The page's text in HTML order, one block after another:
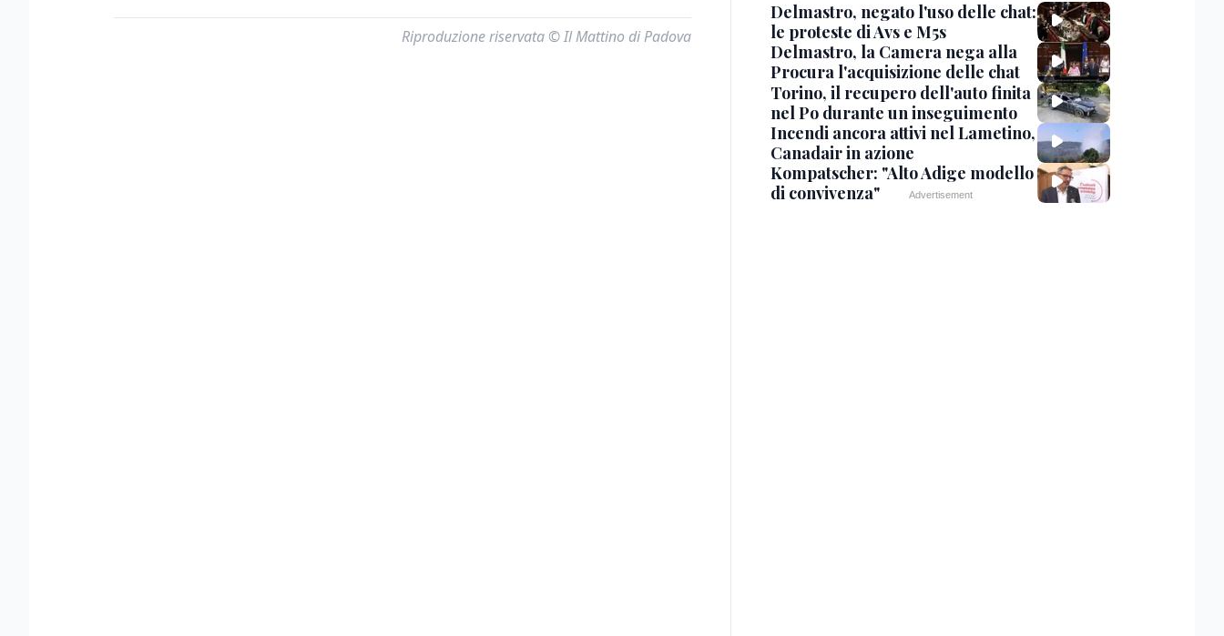
Riproduzione riservata © Il Mattino di Padova
Delmastro, negato l'uso delle chat:
le proteste di Avs e M5s
Delmastro, la Camera nega alla
Procura l'acquisizione delle chat
Torino, il recupero dell'auto finita
nel Po durante un inseguimento
Incendi ancora attivi nel Lametino,
Canadair in azione
Kompatscher: "Alto Adige modello
di convivenza"